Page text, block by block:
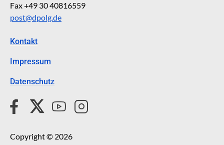
Fax +49 30 40816559
post@dpolg.de
Kontakt
Impressum
Datenschutz
Copyright © 2026